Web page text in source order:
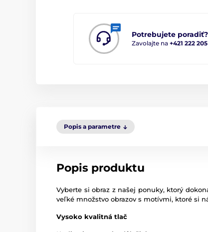
Potrebujete poradiť?
Zavolajte na +421 222
Popis a parametre
Popis produktu
Vyberte si obraz z našej ponuky, ktorý
veľké množstvo obrazov s motívmi, ktoré si
Vysoko kvalitná tlač